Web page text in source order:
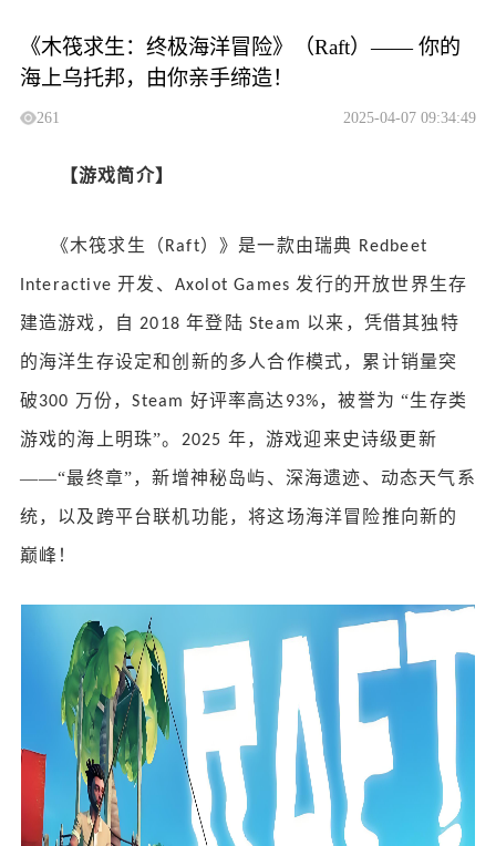
《木筏求生：终极海洋冒险》（Raft）—— 你的
海上乌托邦，由你亲手缔造！
261 2025-04-07 09:34:49
【游戏简介】
《木筏求生（ Raft）》是一款由瑞典 Redbeet
Interactive开发、 Axolot Games发行的开放世界生存
建造游戏，自 2018年登陆Steam 以来，凭借其独特
的海洋生存设定和创新的多人合作模式，累计销量突
破300 万份，Steam 好评率高达 93%，被誉为 “生存类
游戏的海上明珠”。 2025 年，游戏迎来史诗级更新
——“最终章”，新增神秘岛屿、深海遗迹、动态天气系
统，以及跨平台联机功能，将这场海洋冒险推向新的
巅峰！